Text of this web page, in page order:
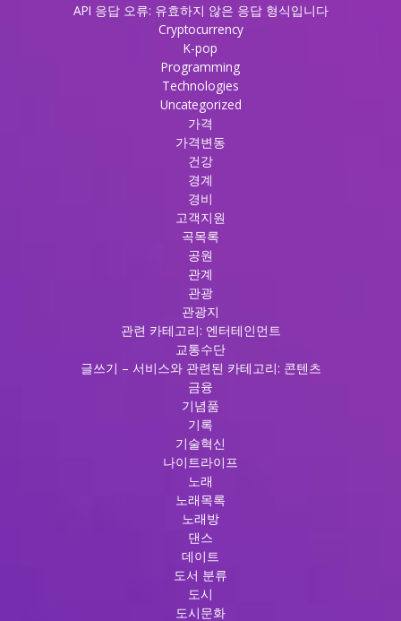
API 응답 오류: 유효하지 않은 응답 형식입니다
Cryptocurrency
K-pop
Programming
Technologies
Uncategorized
가격
가격변동
건강
경계
경비
고객지원
곡목록
공원
관계
관광
관광지
관련 카테고리: 엔터테인먼트
교통수단
글쓰기 – 서비스와 관련된 카테고리: 콘텐츠
금융
기념품
기록
기술혁신
나이트라이프
노래
노래목록
노래방
댄스
데이트
도서 분류
도시
도시문화